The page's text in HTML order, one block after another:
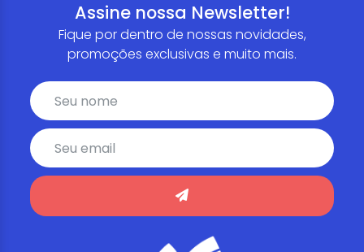
Assine nossa Newsletter!
Fique por dentro de nossas novidades,
promoções exclusivas e muito mais.